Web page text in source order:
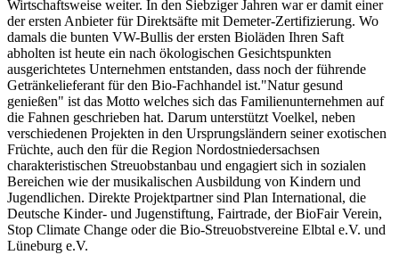
Wirtschaftsweise weiter. In den Siebziger Jahren war er damit einer
der ersten Anbieter für Direktsäfte mit Demeter-Zertifizierung. Wo
damals die bunten VW-Bullis der ersten Bioläden Ihren Saft
abholten ist heute ein nach ökologischen Gesichtspunkten
ausgerichtetes Unternehmen entstanden, dass noch der führende
Getränkelieferant für den Bio-Fachhandel ist."Natur gesund
genießen" ist das Motto welches sich das Familienunternehmen auf
die Fahnen geschrieben hat. Darum unterstützt Voelkel, neben
verschiedenen Projekten in den Ursprungsländern seiner exotischen
Früchte, auch den für die Region Nordostniedersachsen
charakteristischen Streuobstanbau und engagiert sich in sozialen
Bereichen wie der musikalischen Ausbildung von Kindern und
Jugendlichen. Direkte Projektpartner sind Plan International, die
Deutsche Kinder- und Jugenstiftung, Fairtrade, der BioFair Verein,
Stop Climate Change oder die Bio-Streuobstvereine Elbtal e.V. und
Lüneburg e.V.